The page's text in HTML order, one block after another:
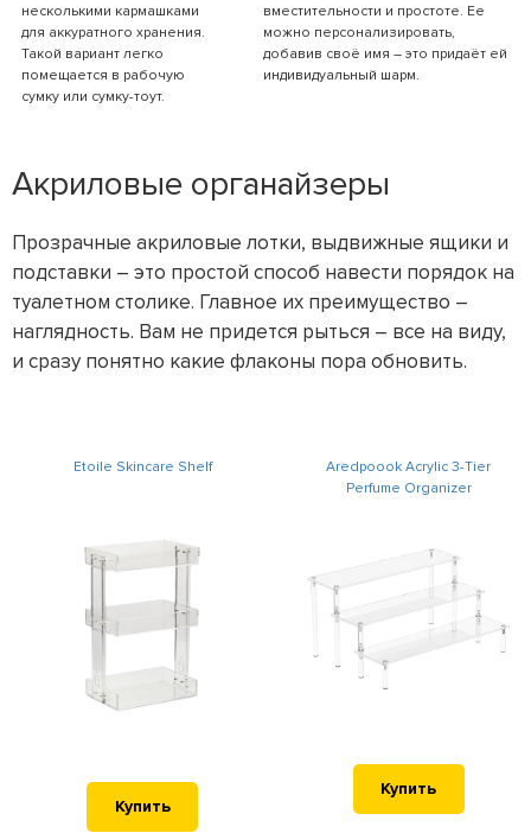
несколькими кармашками
для аккуратного хранения.
Такой вариант легко
помещается в рабочую
сумку или сумку-тоут.
вместительности и простоте. Ее
можно персонализировать,
добавив своё имя – это придаёт ей
индивидуальный шарм.
Акриловые органайзеры
Прозрачные акриловые лотки, выдвижные ящики и
подставки – это простой способ навести порядок на
туалетном столике. Главное их преимущество –
наглядность. Вам не придется рыться – все на виду,
и сразу понятно какие флаконы пора обновить.
Etoile Skincare Shelf
Купить
Aredpoook Acrylic 3-Tier
Perfume Organizer
Купить